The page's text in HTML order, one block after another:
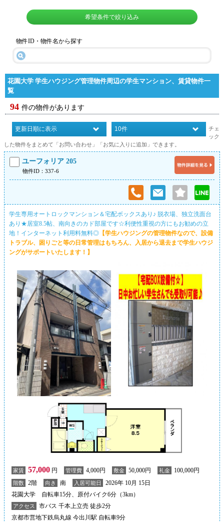
希望条件で絞り込み
物件ID・物件名から探す
花園大学 学生ハウジング管理物件周辺の学生マンション、賃貸物件一
覧
94 件の物件があります
チェ
ック
した物件をまとめて「お問い合わせ」「お気に入りに追加」できます。
ユーフォリア 205
物件ID：337-6
学生専用オートロックマンション＆宅配ボックスあり♪ 脱衣場、独立洗面台
あり★居室8.5帖、南向きのカド部屋です☆利便性重視の方にもお勧めの立
地！インターネット利用料無料◎【学生ハウジングの管理物件なので、設備
トラブル、困りごと等の日常管理はもちろん、入居から退去まで学生ハウジ
ングがサポートいたします！】
家賃 57,000 円 管理費 4,000円 敷金 50,000円 礼金 100,000円
階数 2階 向き 南 入居可能日
2026年 10月 15日
花園大学 自転車15分、原付バイク6分（3km）
アクセス
市バス 千本上立売 徒歩2分
京都市営地下鉄烏丸線 今出川駅 自転車9分